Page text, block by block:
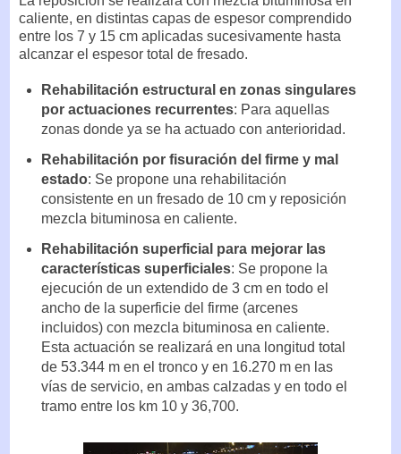
caliente, en distintas capas de espesor comprendido
entre los 7 y 15 cm aplicadas sucesivamente hasta
alcanzar el espesor total de fresado.
Rehabilitación estructural en zonas singulares
por actuaciones recurrentes: Para aquellas
zonas donde ya se ha actuado con anterioridad.
Rehabilitación por fisuración del firme y mal
estado: Se propone una rehabilitación
consistente en un fresado de 10 cm y reposición
mezcla bituminosa en caliente.
Rehabilitación superficial para mejorar las
características superficiales: Se propone la
ejecución de un extendido de 3 cm en todo el
ancho de la superficie del firme (arcenes
incluidos) con mezcla bituminosa en caliente.
Esta actuación se realizará en una longitud total
de 53.344 m en el tronco y en 16.270 m en las
vías de servicio, en ambas calzadas y en todo el
tramo entre los km 10 y 36,700.